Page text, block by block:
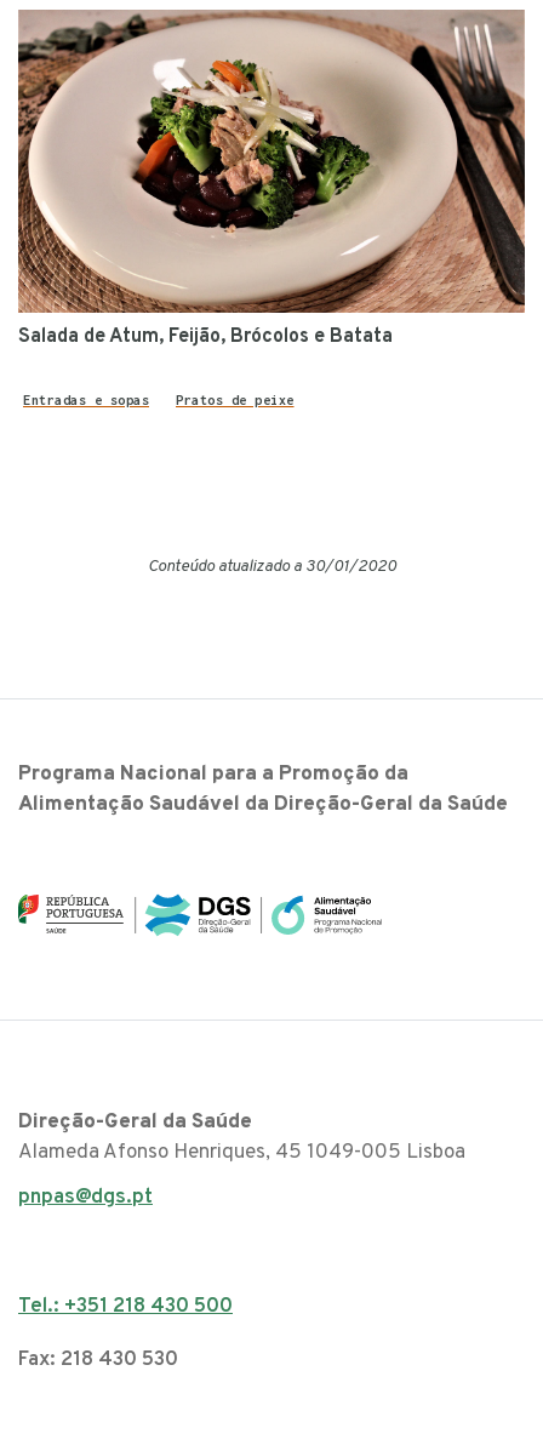
Salada de Atum, Feijão, Brócolos e Batata
Entradas e sopas Pratos de peixe
Conteúdo atualizado a 30/01/2020
Programa Nacional para a Promoção da
Alimentação Saudável da Direção-Geral da Saúde
Direção-Geral da Saúde
Alameda Afonso Henriques, 45 1049-005 Lisboa
pnpas@dgs.pt
Tel.: +351 218 430 500
Fax: 218 430 530